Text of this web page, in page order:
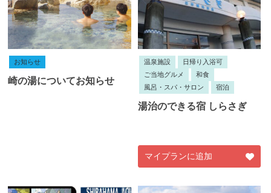
お知らせ
崎の湯についてお知らせ
温泉施設
日帰り入浴可
ご当地グルメ
和食
風呂・スパ・サロン
宿泊
湯治のできる宿 しらさぎ
マイプランに追加